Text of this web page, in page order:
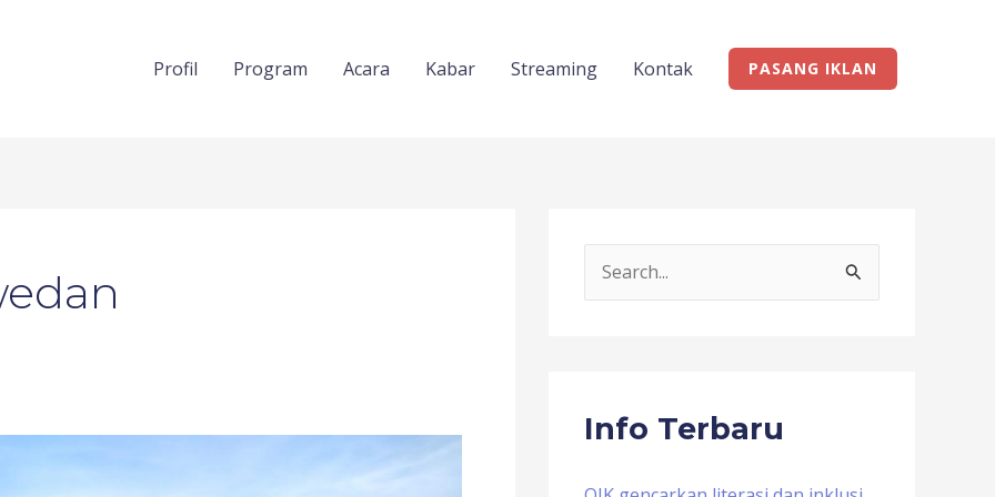
Profil Program Acara Kabar Streaming Kontak PASANG IKLAN
c
f
Info Terbaru